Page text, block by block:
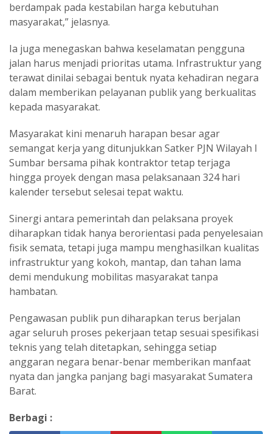
berdampak pada kestabilan harga kebutuhan
masyarakat,” jelasnya.
Ia juga menegaskan bahwa keselamatan pengguna
jalan harus menjadi prioritas utama. Infrastruktur yang
terawat dinilai sebagai bentuk nyata kehadiran negara
dalam memberikan pelayanan publik yang berkualitas
kepada masyarakat.
Masyarakat kini menaruh harapan besar agar
semangat kerja yang ditunjukkan Satker PJN Wilayah I
Sumbar bersama pihak kontraktor tetap terjaga
hingga proyek dengan masa pelaksanaan 324 hari
kalender tersebut selesai tepat waktu.
Sinergi antara pemerintah dan pelaksana proyek
diharapkan tidak hanya berorientasi pada penyelesaian
fisik semata, tetapi juga mampu menghasilkan kualitas
infrastruktur yang kokoh, mantap, dan tahan lama
demi mendukung mobilitas masyarakat tanpa
hambatan.
Pengawasan publik pun diharapkan terus berjalan
agar seluruh proses pekerjaan tetap sesuai spesifikasi
teknis yang telah ditetapkan, sehingga setiap
anggaran negara benar-benar memberikan manfaat
nyata dan jangka panjang bagi masyarakat Sumatera
Barat.
Berbagi :